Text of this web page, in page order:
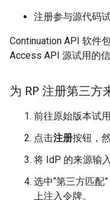
注册参与源代码试
Continuation API 软件
Access API 源试用的
为 RP 注册第三方
前往原始版本试
点击注册按钮，
将 IdP 的来源输
选中“第三方匹配
上注入令牌。